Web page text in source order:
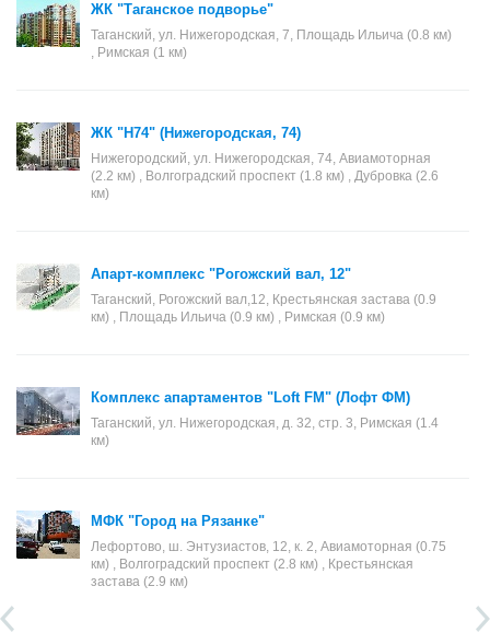
ЖК "Таганское подворье"
Таганский, ул. Нижегородская, 7, Площадь Ильича (0.8 км)
, Римская (1 км)
ЖК "Н74" (Нижегородская, 74)
Нижегородский, ул. Нижегородская, 74, Авиамоторная
(2.2 км) , Волгоградский проспект (1.8 км) , Дубровка (2.6
км)
Апарт-комплекс "Рогожский вал, 12"
Таганский, Рогожский вал,12, Крестьянская застава (0.9
км) , Площадь Ильича (0.9 км) , Римская (0.9 км)
Комплекс апартаментов "Loft FM" (Лофт ФМ)
Таганский, ул. Нижегородская, д. 32, стр. 3, Римская (1.4
км)
МФК "Город на Рязанке"
Лефортово, ш. Энтузиастов, 12, к. 2, Авиамоторная (0.75
км) , Волгоградский проспект (2.8 км) , Крестьянская
застава (2.9 км)